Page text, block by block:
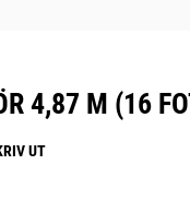
4,87 M (16
UT